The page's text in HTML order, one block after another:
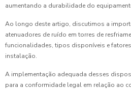
aumentando a durabilidade do
Ao longo deste artigo, discutimos a
atenuadores de ruído em torres de
funcionalidades, tipos disponíveis e
instalação.
A implementação adequada desses
para a conformidade legal em relação ao